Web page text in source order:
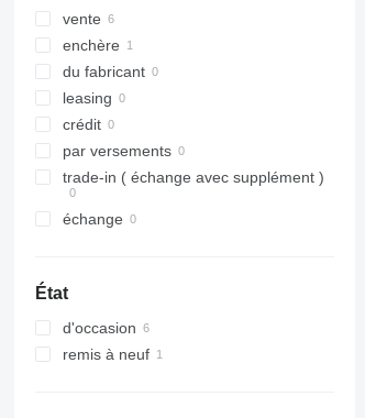
vente
enchère
du fabricant
leasing
crédit
par versements
trade-in ( échange avec supplément )
échange
État
d'occasion
remis à neuf